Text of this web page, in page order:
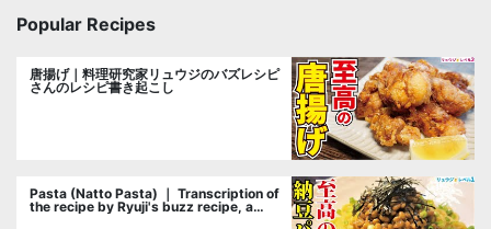
Popular Recipes
唐揚げ｜料理研究家リュウジのバズレシピ
さんのレシピ書き起こし
Pasta (Natto Pasta) ｜ Transcription of
the recipe by Ryuji's buzz recipe, a